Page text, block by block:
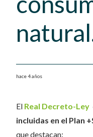
hace 4 años
El Real Decreto-Ley
incluidas en el Plan
que destacan: